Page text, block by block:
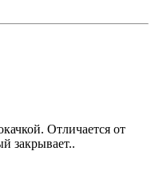
Отличается от
закрывает..